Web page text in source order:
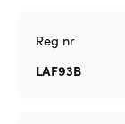
Reg nr
LAF93B